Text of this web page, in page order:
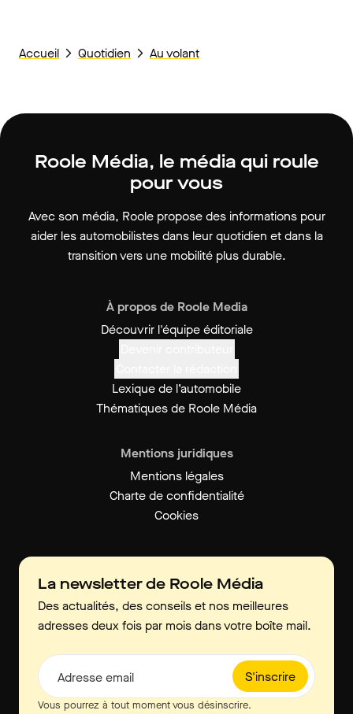
Accueil Quotidien Au volant
Roole Média, le média qui roule
pour vous
Avec son média, Roole propose des informations pour
aider les automobilistes dans leur quotidien et dans la
transition vers une mobilité plus durable.
À propos de Roole Media
Découvrir l'équipe éditoriale
Lexique de l’automobile
Thématiques de Roole Média
Mentions juridiques
Mentions légales
Charte de confidentialité
Cookies
La newsletter de Roole Média
Des actualités, des conseils et nos meilleures
adresses deux fois par mois dans votre boîte mail.
S'inscrire
Adresse email
Vous pourrez à tout moment vous désinscrire.